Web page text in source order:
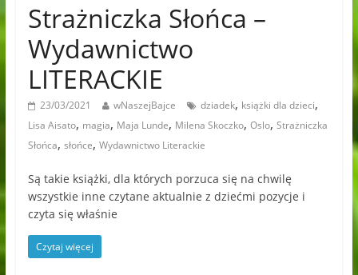
Strażniczka Słońca –
Wydawnictwo
LITERACKIE
23/03/2021 wNaszejBajce dziadek, książki dla dzieci,
Lisa Aisato, magia, Maja Lunde, Milena Skoczko, Oslo, Strażniczka
Słońca, słońce, Wydawnictwo Literackie
Są takie książki, dla których porzuca się na chwilę
wszystkie inne czytane aktualnie z dziećmi pozycje i
czyta się właśnie
Czytaj więcej